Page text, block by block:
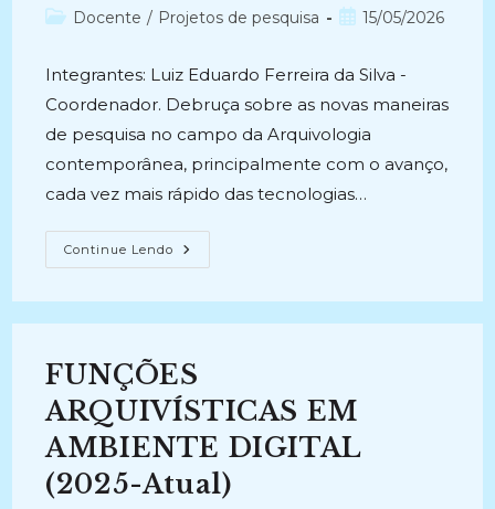
do
Categoria
Docente / Projetos de pesquisa
Post15/05/2026
Integrantes: Luiz Eduardo Ferreira da Silva -
Coordenador. Debruça sobre as novas maneiras
de pesquisa no campo da Arquivologia
contemporânea, principalmente com o avanço,
cada vez mais rápido das tecnologias…
Continue Lendo OS
SERIADOS
A
DE
PESQUISA
DO
PROFISSIONAL
ARQUIVISTA:
Uma
Na
Série
FUNÇÕES
ARQUIVÍSTICAS EM
AMBIENTE DIGITAL
(2025-Atual)